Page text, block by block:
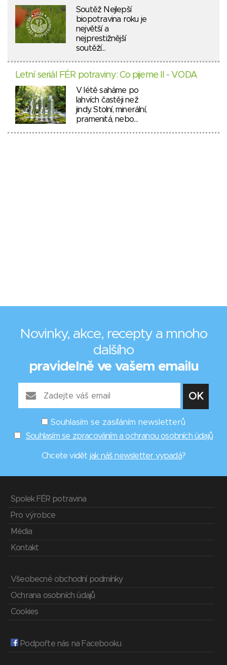
Soutěž Nejlepší
biopotravina roku je
největší a
nejprestižnější
soutěží…
Letní seriál FÉR potraviny: Co pijeme II - VODA
V létě saháme po
lahvích častěji než
jindy. Stolní, minerální,
pramenitá, nebo…
Novinky, akce, recepty a mnoho
dalšího
pravidelně ve vašem emailu
Souhlasím se zasíláním newsletterů
Souhlasím se zpracováním a ochranou osobních údajů
Chcete vidět jak náš newsletter vypadá?
Spolek FÉR potravina
Pro výrobce
Média
Kontakt
Všeobecné obchodní podmínky
Ochrana osobních údajů
Cookies
Podpořte nás na Facebooku